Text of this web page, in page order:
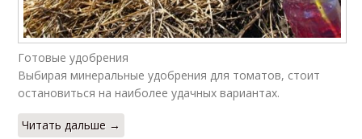
Готовые удобрения
Выбирая минеральные удобрения для томатов, стоит
остановиться на наиболее удачных вариантах.
Читать дальше →